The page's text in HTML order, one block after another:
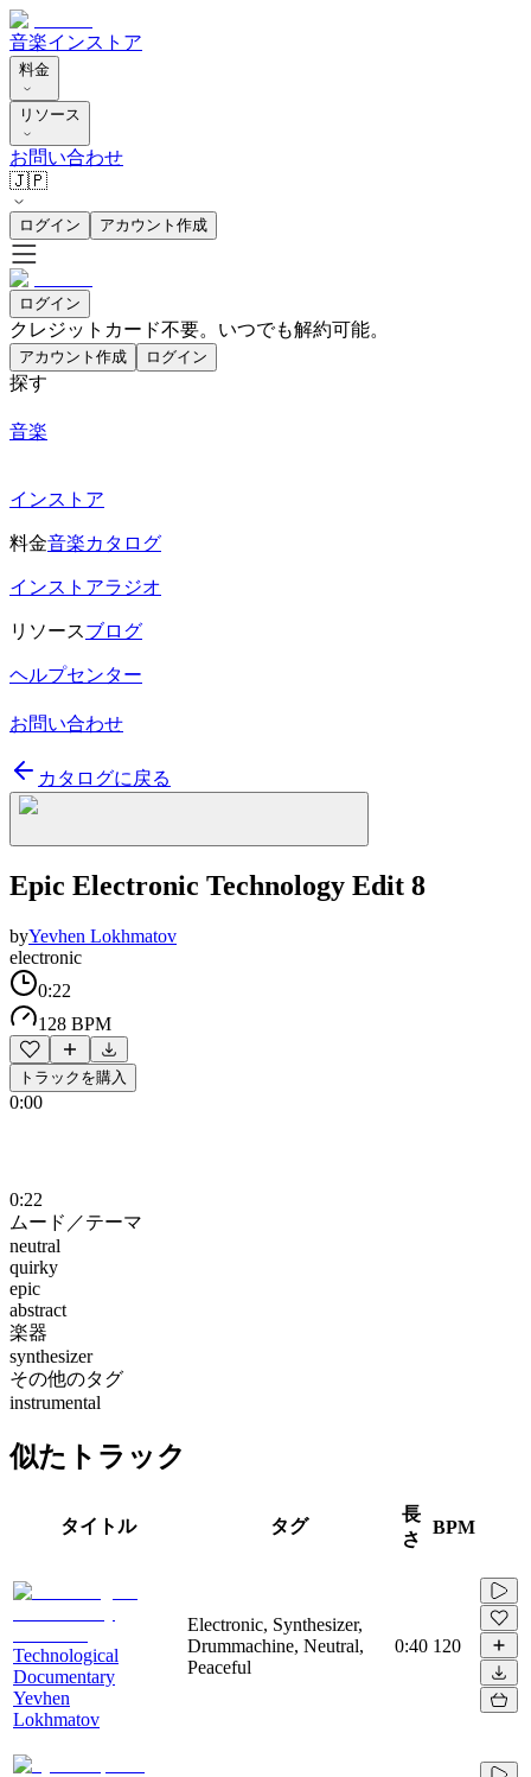
音楽インストア
料金
リソース
お問い合わせ
🇯🇵
ログイン アカウント作成
ログイン
クレジットカード不要。いつでも解約可能。
アカウント作成 ログイン
探す
音楽
インストア
料金音楽カタログ
インストアラジオ
リソースブログ
ヘルプセンター
お問い合わせ
カタログに戻る
Epic Electronic Technology Edit 8
byYevhen Lokhmatov
electronic
0:22
128 BPM
トラックを購入
0:00
0:22
ムード／テーマ
neutral
quirky
epic
abstract
楽器
synthesizer
その他のタグ
instrumental
似たトラック
タイトル タグ
長
さ
BPM
Technological
Documentary
Yevhen
Lokhmatov
Electronic, Synthesizer,
Drummachine, Neutral,
Peaceful
0:40 120